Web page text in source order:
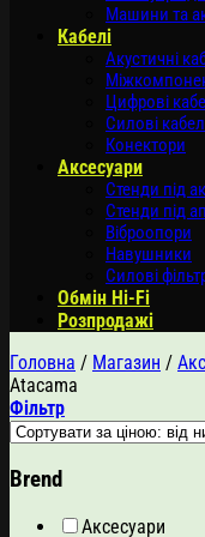
Машини та
Кабелі
Акустичні
Цифрові
Силові
Конектори
Аксесуари
Стенди під
Стенди під
Віброопори
Навушники
Силові
Обмін Hi-Fi
Розпродажі
Головна / Магазин /
Atacama
Фільтр
Brend
Аксесуари